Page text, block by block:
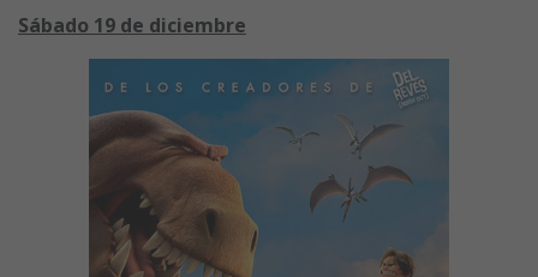
Sábado 19 de diciembre